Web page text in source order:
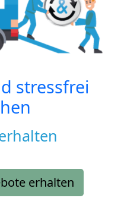
stressfrei
erhalten